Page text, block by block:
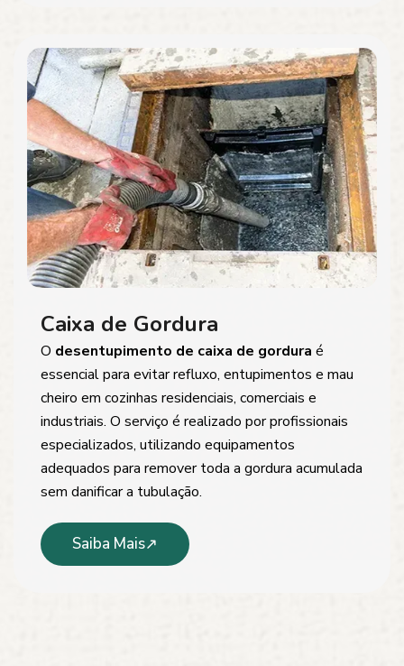
Caixa de Gordura
O desentupimento de caixa de gordura é
essencial para evitar refluxo, entupimentos e mau
cheiro em cozinhas residenciais, comerciais e
industriais. O serviço é realizado por profissionais
especializados, utilizando equipamentos
adequados para remover toda a gordura acumulada
sem danificar a tubulação.
Saiba Mais